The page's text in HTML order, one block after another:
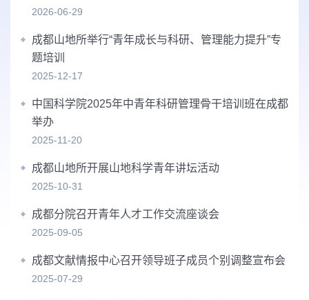
2026-06-29
成都山地所举行“青年成长与科研、管理能力提升”专
题培训
2025-12-17
中国科学院2025年中青年科研管理骨干培训班在成都
举办
2025-11-20
成都山地所开展山地科学青年讲坛活动
2025-10-31
成都分院召开青年人才工作交流座谈会
2025-09-05
成都文献情报中心召开领导班子成员个别调整宣布会
2025-07-29